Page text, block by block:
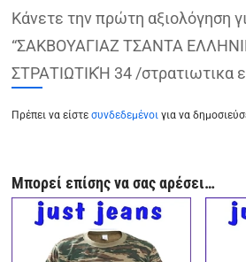
Κάνετε την πρώτη αξιολόγηση
“ΣΑΚΒΟΥΑΓΙΑΖ ΤΣΑΝΤΑ
ΣΤΡΑΤΙΩΤΙΚΉ 34 /στρατιωτικα
Πρέπει να είστεσυνδεδεμένοιγια να
Μπορεί επίσης να σας αρέσει…